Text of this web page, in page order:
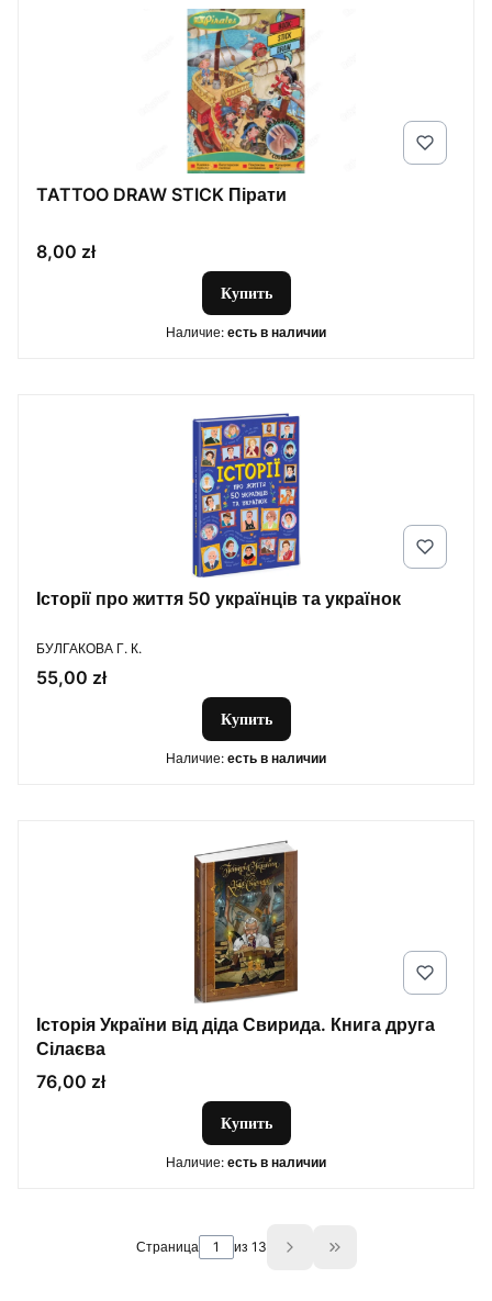
TATTOO DRAW STICK Пірати
Цена
8,00 zł
Купить
Наличие: есть в наличии
Історії про життя 50 українців та українок
ПРОИЗВОДИТЕЛЬ
БУЛГАКОВА Г. К.
Цена
55,00 zł
Купить
Наличие: есть в наличии
Історія України від діда Свирида. Книга друга
Сілаєва
Цена
76,00 zł
Купить
Наличие: есть в наличии
Страница из 13 Go to the last page